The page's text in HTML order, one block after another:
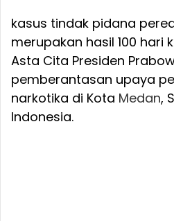
kasus tindak pidana
merupakan hasil 100 hari
Asta Cita Presiden
pemberantasan upaya
narkotika di Kota Medan,
Indonesia.